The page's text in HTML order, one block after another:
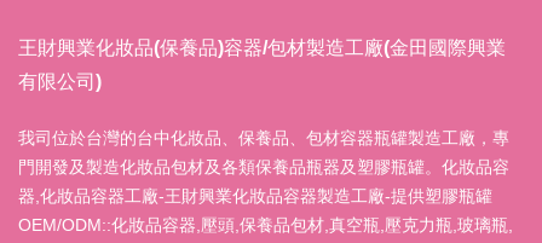
王財興業化妝品(保養品)容器/包材製造工廠(金田國際興業
有限公司)
我司位於台灣的台中化妝品、保養品、包材容器瓶罐製造工廠，專
門開發及製造化妝品包材及各類保養品瓶器及塑膠瓶罐。化妝品容
器,化妝品容器工廠-王財興業化妝品容器製造工廠-提供塑膠瓶罐
OEM/ODM::化妝品容器,壓頭,保養品包材,真空瓶,壓克力瓶,玻璃瓶,